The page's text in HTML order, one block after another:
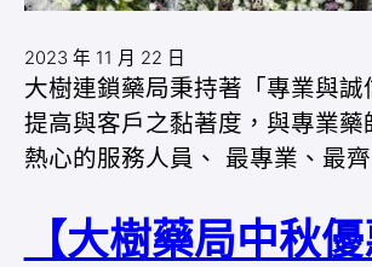
2023 年 11 月 22 日
大樹連鎖藥局秉持著「專業與誠
提高與客戶之黏著度，與專業藥
熱心的服務人員、 最專業、最
【大樹藥局中秋